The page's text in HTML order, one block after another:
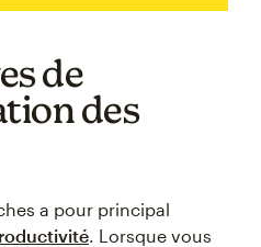
de
des
a pour principal
. Lorsque vous